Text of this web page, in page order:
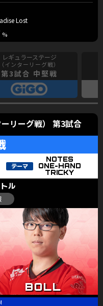
Lost
第3試合 中堅戦
リーグ戦） 第3試合
NOTES
ONE-HAND
TRICKY